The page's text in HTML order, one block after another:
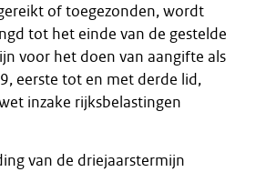
of toegezonden, wordt
tot het einde van de gestelde
voor het doen van aangifte als
eerste tot en met derde lid,
inzake rijksbelastingen
van de driejaarstermijn